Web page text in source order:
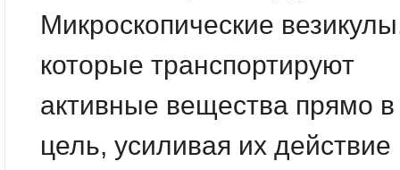
Микроскопические
которые транспортируют
активные вещества прямо в
цель, усиливая их действие